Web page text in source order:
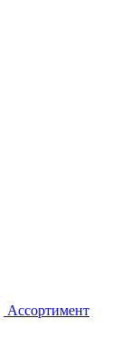
Ассортимент